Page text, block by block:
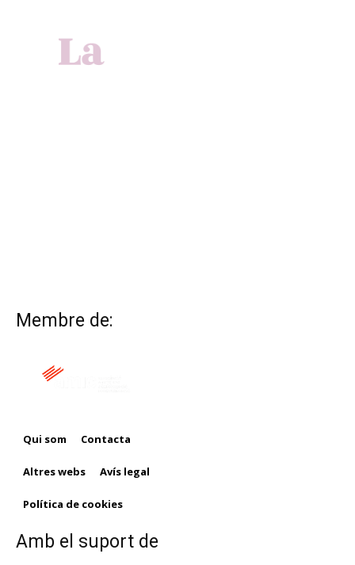
Membre de:
Qui som Contacta
Altres webs Avís legal
Política de cookies
Amb el suport de